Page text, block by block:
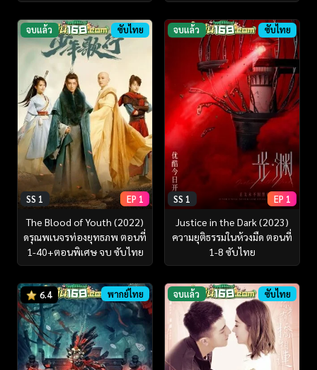
จบแล้ว ซับไทย
SS 1 EP 1
The Blood of Youth (2022)
ดรุณพเนจรท่องยุทธภพ ตอนที่
1-40+ตอนพิเศษ จบ ซับไทย
จบแล้ว ซับไทย
SS 1 EP 1
Justice in the Dark (2023)
ความยุติธรรมในห้วงมืด ตอนที่
1-8 ซับไทย
6.4 พากย์ไทย จบแล้ว ซับไทย